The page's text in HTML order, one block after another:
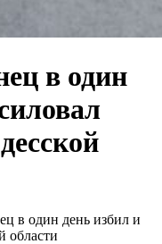
в один
в один день избил и
области